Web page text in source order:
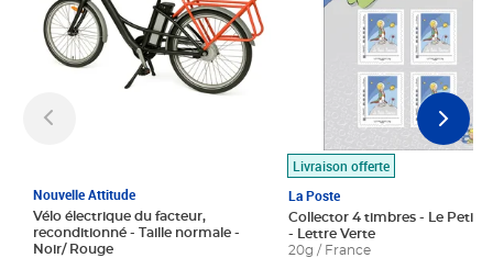
Nouvelle Attitude
Vélo électrique du facteur,
reconditionné - Taille normale -
Noir/ Rouge
Livraison offerte
La Poste
Collector 4 timbres - Le Petit
- Lettre Verte
20g / France